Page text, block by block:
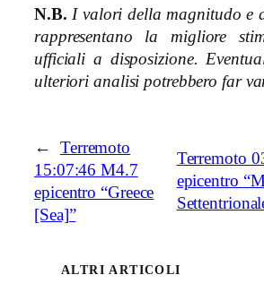
N.B. I valori della magnitudo e
rappresentano la migliore
ufficiali a disposizione.
ulteriori analisi potrebbero far
←
Terremoto
15:07:46 M4.7
epicentro “Greece
[Sea]”
Terremoto
epicentro
ALTRI ARTICOLI